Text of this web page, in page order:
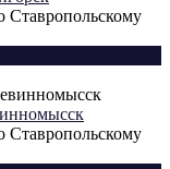
Ставропольскому
Ставропольскому